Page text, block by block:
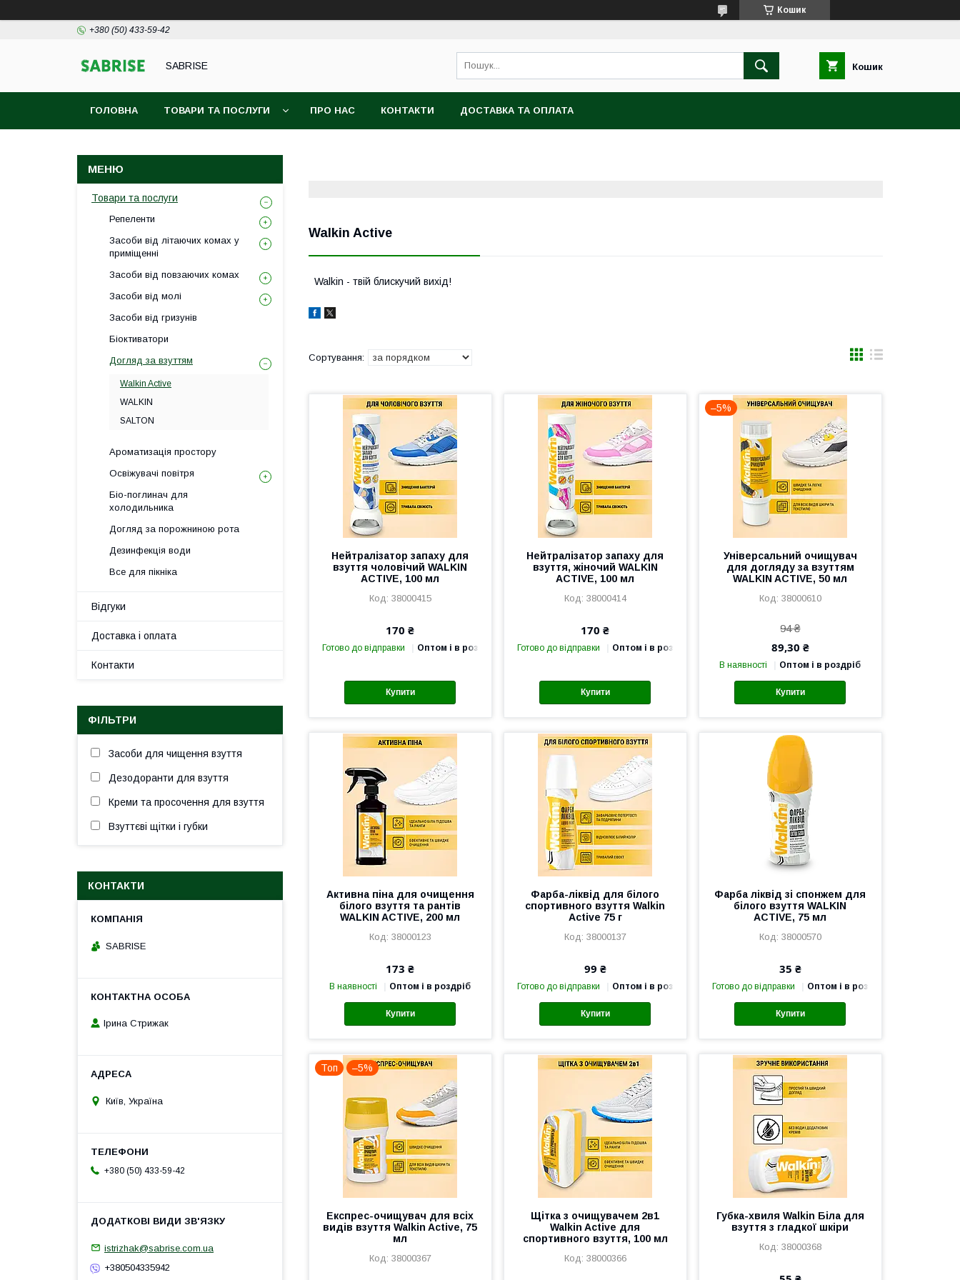
Кошик
+380 (50) 433-59-42
SABRISE Кошик
ГОЛОВНА ТОВАРИ ТА ПОСЛУГИ ПРО НАС КОНТАКТИ ДОСТАВКА ТА ОПЛАТА
Walkin Active
Walkin - твій блискучий вихід!
Нейтралізатор запаху для
взуття чоловічий WALKIN
ACTIVE, 100 мл
38000415
170 ₴
Готово до відправки Оптом і в роздріб
Купити
Нейтралізатор запаху для
взуття, жіночий WALKIN
ACTIVE, 100 мл
38000414
170 ₴
Готово до відправки Оптом і в роздріб
Купити
–5%
Універсальний очищувач
для догляду за взуттям
WALKIN ACTIVE, 50 мл
38000610
94 ₴
89,30 ₴
В наявності Оптом і в роздріб
Купити
Активна піна для очищення
білого взуття та рантів
WALKIN ACTIVE, 200 мл
38000123
173 ₴
В наявності Оптом і в роздріб
Купити
Фарба-ліквід для білого
спортивного взуття Walkin
Active 75 г
38000137
99 ₴
Готово до відправки Оптом і в роздріб
Купити
Фарба ліквід зі спонжем для
білого взуття WALKIN
ACTIVE, 75 мл
38000570
35 ₴
Готово до відправки Оптом і в роздріб
Купити
Топ –5%
Експрес-очищувач для всіх
видів взуття Walkin Active, 75
мл
38000367
Щітка з очищувачем 2в1
Walkin Active для
спортивного взуття, 100 мл
38000366
Губка-хвиля Walkin Біла для
взуття з гладкої шкіри
38000368
Товари та послуги
Репеленти
Засоби від літаючих комах у
приміщенні
Засоби від повзаючих комах
Засоби від молі
Засоби від гризунів
Біоктиватори
Догляд за взуттям
Walkin Active
WALKIN
SALTON
Ароматизація простору
Освіжувачі повітря
Біо-поглинач для
холодильника
Догляд за порожниною рота
Дезинфекція води
Все для пікніка
Відгуки
Доставка і оплата
Контакти
ФІЛЬТРИ
Засоби для чищення взуття
Дезодоранти для взуття
Креми та просочення для взуття
Взуттєві щітки і губки
КОНТАКТИ
SABRISE
Ірина Стрижак
Київ, Україна
+380 (50) 433-59-42
istrizhak@sabrise.com.ua
+380504335942